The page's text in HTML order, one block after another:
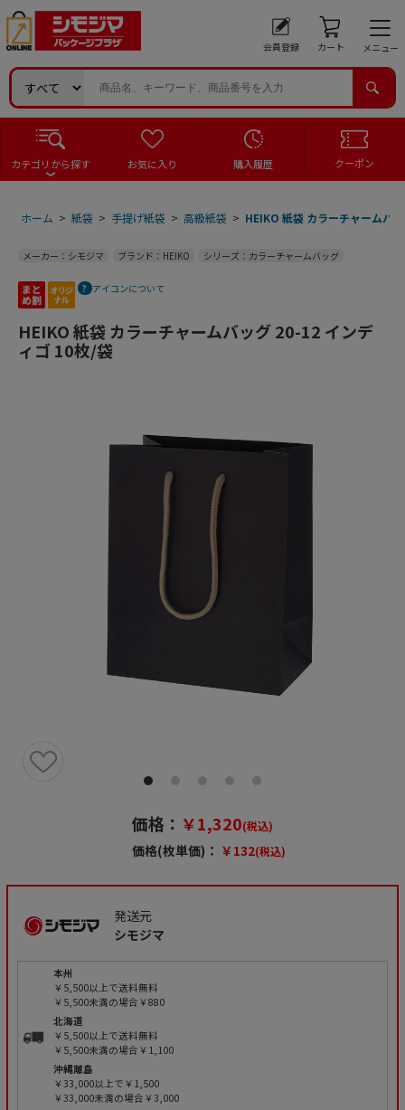
会員登録 カート メニュー
カテゴリから探す お気に入り 購入履歴 クーポン
ホーム > 紙袋 > 手提げ紙袋 > 高級紙袋 > HEIKO 紙袋 カラーチャームバ
メーカー：シモジマ ブランド：HEIKO シリーズ：カラーチャームバッグ
アイコンについて
HEIKO 紙袋 カラーチャームバッグ 20-12 インデ
ィゴ 10枚/袋
価格： ￥1,320(税込)
価格(枚単価)： ￥132(税込)
発送元
シモジマ
本州
￥5,500以上で送料無料
￥5,500未満の場合￥880
北海道
￥5,500以上で送料無料
￥5,500未満の場合￥1,100
沖縄離島
￥33,000以上で￥1,500
￥33,000未満の場合￥3,000